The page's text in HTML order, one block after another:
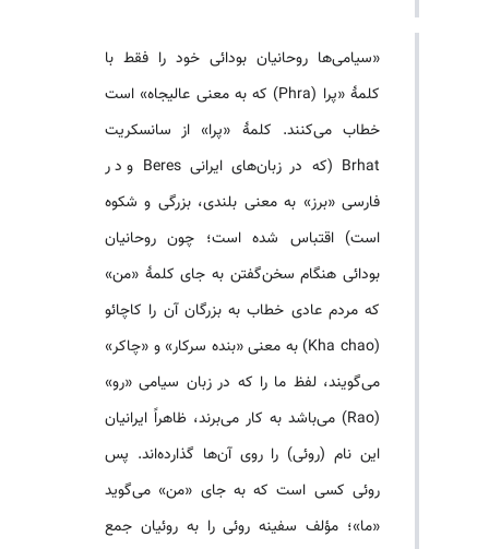
«سیامی‌ها روحانیان بودائی خود را فقط با
کلمهٔ «پرا (Phra) که به معنی عالیجاه» است
خطاب می‌کنند. کلمهٔ «پرا» از سانسکریت
Brhat (که در زبان‌های ایرانی Beres و در
فارسی «برز» به معنی بلندی، بزرگی و شکوه
است) اقتباس شده است؛ چون روحانیان
بودائی هنگام سخن‌گفتن به جای کلمهٔ «من»
که مردم عادی خطاب به بزرگان آن را کاچائو
(Kha chao) به معنی «بنده سرکار» و «چاکر»
می‌گویند، لفظ ما را که در زبان سیامی «رو»
(Rao) می‌باشد به کار می‌برند، ظاهراً ایرانیان
این نام (روئی) را روی آن‌ها گذارده‌اند. پس
روئی کسی است که به جای «من» می‌گوید
«ما»؛ مؤلف سفینه روئی را به روئیان جمع